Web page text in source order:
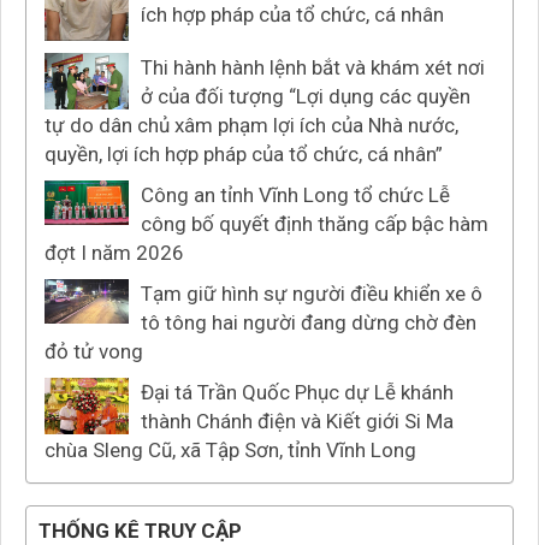
ích hợp pháp của tổ chức, cá nhân
Thi hành hành lệnh bắt và khám xét nơi
ở của đối tượng “Lợi dụng các quyền
tự do dân chủ xâm phạm lợi ích của Nhà nước,
quyền, lợi ích hợp pháp của tổ chức, cá nhân”
Công an tỉnh Vĩnh Long tổ chức Lễ
công bố quyết định thăng cấp bậc hàm
đợt I năm 2026
Tạm giữ hình sự người điều khiển xe ô
tô tông hai người đang dừng chờ đèn
đỏ tử vong
Đại tá Trần Quốc Phục dự Lễ khánh
thành Chánh điện và Kiết giới Si Ma
chùa Sleng Cũ, xã Tập Sơn, tỉnh Vĩnh Long
THỐNG KÊ TRUY CẬP